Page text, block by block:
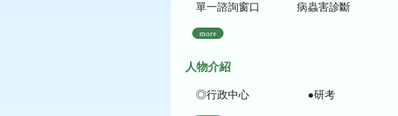
單一諮詢窗口 病蟲害診斷
more
人物介紹
◎行政中心 ●研考